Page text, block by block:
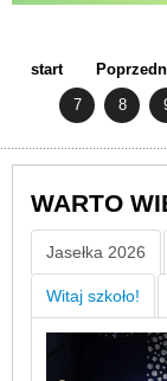
start
7 8
WARTO
Jasełka 2026
Witaj szkoło!